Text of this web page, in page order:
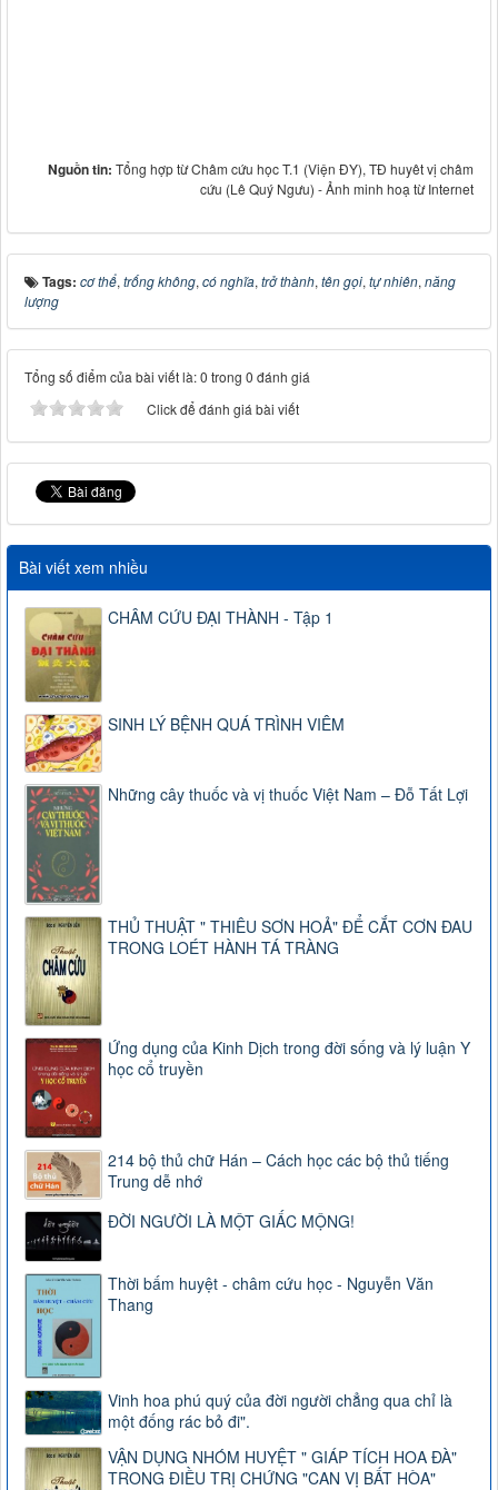
Nguồn tin: Tổng hợp từ Châm cứu học T.1 (Viện ĐY), TĐ huyêt vị châm
cứu (Lê Quý Ngưu) - Ảnh minh hoạ từ Internet
Tags: cơ thể, trống không, có nghĩa, trở thành, tên gọi, tự nhiên, năng
lượng
Tổng số điểm của bài viết là: 0 trong 0 đánh giá
Click để đánh giá bài viết
Bài viết xem nhiều
CHÂM CỨU ĐẠI THÀNH - Tập 1
SINH LÝ BỆNH QUÁ TRÌNH VIÊM
Những cây thuốc và vị thuốc Việt Nam – Đỗ Tất Lợi
THỦ THUẬT " THIÊU SƠN HOẢ" ĐỂ CẮT CƠN ĐAU
TRONG LOÉT HÀNH TÁ TRÀNG
Ứng dụng của Kinh Dịch trong đời sống và lý luận Y
học cổ truyền
214 bộ thủ chữ Hán – Cách học các bộ thủ tiếng
Trung dễ nhớ
ĐỜI NGƯỜI LÀ MỘT GIẤC MỘNG!
Thời bấm huyệt - châm cứu học - Nguyễn Văn
Thang
Vinh hoa phú quý của đời người chẳng qua chỉ là
một đống rác bỏ đi".
VẬN DỤNG NHÓM HUYỆT " GIÁP TÍCH HOA ĐÀ"
TRONG ĐIỀU TRỊ CHỨNG "CAN VỊ BẤT HÒA"